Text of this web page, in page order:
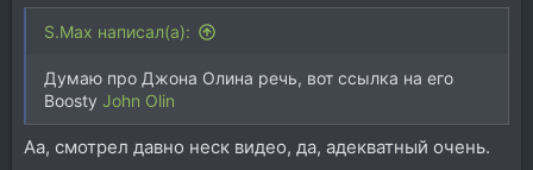
S.Max написал(а):
Думаю про Джона Олина речь, вот ссылка на его
Boosty John Olin
Аа, смотрел давно неск видео, да, адекватный очень.